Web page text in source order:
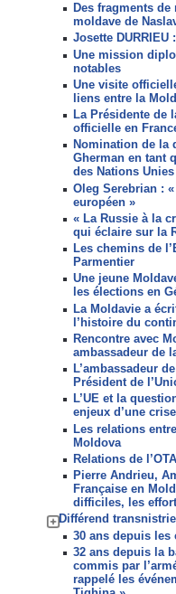
Des fragments
moldave de
Josette DURRIEU
Une mission
notables
Une visite
liens entre la
La Présidente de
officielle en
Nomination de la
Gherman en tant
des Nations Unies
Oleg Serebrian :
européen »
« La Russie à la
qui éclaire sur la
Les chemins de
Parmentier
Une jeune
les élections en
La Moldavie a
l’histoire du
Rencontre avec
ambassadeur de
L’ambassadeur
Président de
L’UE et la
enjeux d’une crise
Les relations
Moldova
Relations de
Pierre Andrieu,
Française en
difficiles, les
Différend
30 ans depuis les
32 ans depuis la
commis par
rappelé les